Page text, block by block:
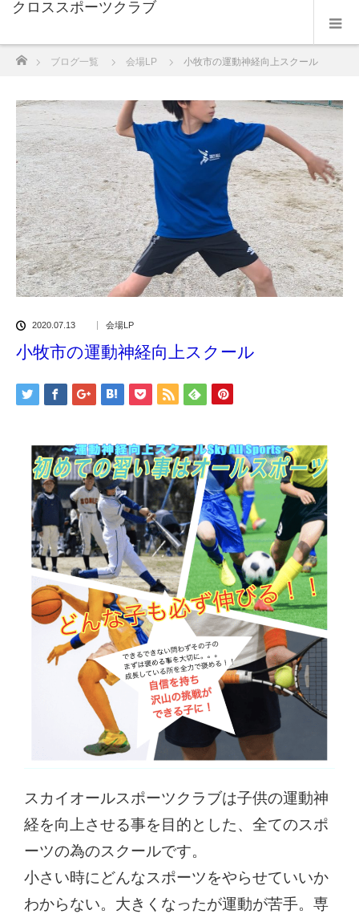
クロススポーツクラブ
ブログ一覧 会場LP 小牧市の運動神経向上スクール
2020.07.13 会場LP
小牧市の運動神経向上スクール
スカイオールスポーツクラブは子供の運動神
経を向上させる事を目的とした、全てのスポ
ーツの為のスクールです。
小さい時にどんなスポーツをやらせていいか
わからない。大きくなったが運動が苦手。専